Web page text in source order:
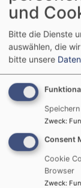
zu
Auf dieser
das nach einer
Session-
Buchstaben-
über die die
Seitenaufrufe
beispielsweise
verloren. Ein
speichert, ob
Anzeige
und
Bitte die Dienste
auswählen, die
bitte unsere
Zweck:
Consent
Cookie
Browser
Zweck: